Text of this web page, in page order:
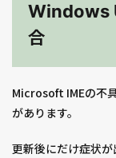
Windows
合
Microsoft IMEの不
があります。
更新後にだけ症状